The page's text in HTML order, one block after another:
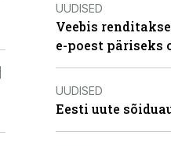
UUDISED
Veebis
e-poest päriseks
UUDISED
Eesti uute